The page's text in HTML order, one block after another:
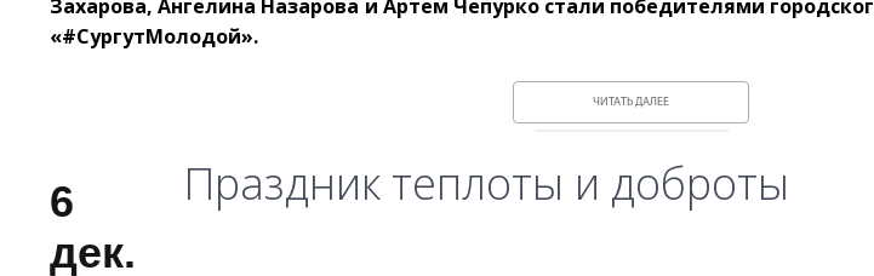
Захарова, Ангелина Назарова и Артем Чепурко стали победителями
«#СургутМолодой».
ЧИТАТЬ ДАЛЕЕ
6
дек.
Праздник теплоты и доброты